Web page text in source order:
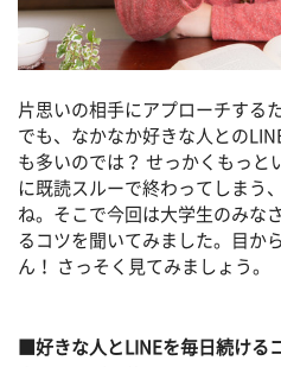
片思いの相手にアプローチする
でも、なかなか好きな人との
も多いのでは？ せっかくもっと
に既読スルーで終わってしまう
ね。そこで今回は大学生のみな
るコツを聞いてみました。目か
ん！ さっそく見てみましょう。
■好きな人とLINEを毎日続ける